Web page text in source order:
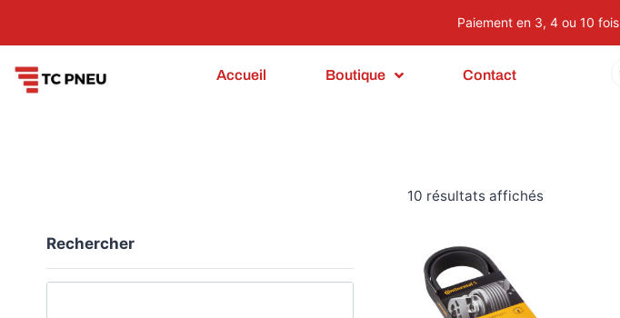
Paiement en 3, 4 ou 10
Accueil Boutique Contact
10 résultats affichés
Rechercher